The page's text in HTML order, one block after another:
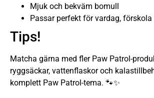
Mjuk och bekväm bomull
Passar perfekt för vardag, förskola
Tips!
Matcha gärna med fler Paw Patrol-
ryggsäckar, vattenflaskor och
komplett Paw Patrol-tema. 🐾✨